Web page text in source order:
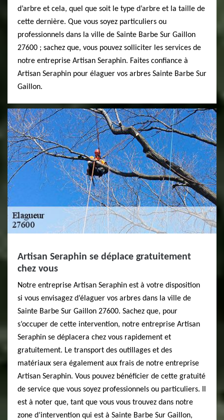
d’arbre et cela, quel que soit le type d’arbre et la taille de
cette dernière. Que vous soyez particuliers ou
professionnels dans la ville de Sainte Barbe Sur Gaillon
27600 ; sachez que, vous pouvez solliciter les services de
notre entreprise Artisan Seraphin. Faites confiance à
Artisan Seraphin pour élaguer vos arbres Sainte Barbe Sur
Gaillon.
Artisan Seraphin se déplace gratuitement
chez vous
Notre entreprise Artisan Seraphin est à votre disposition
si vous envisagez d’élaguer vos arbres dans la ville de
Sainte Barbe Sur Gaillon 27600. Sachez que, pour
s’occuper de cette intervention, notre entreprise Artisan
Seraphin se déplacera chez vous rapidement et
gratuitement. Le transport des outillages et des
matériaux sera également aux frais de notre entreprise
Artisan Seraphin. Vous pouvez bénéficier de cette gratuité
de service que vous soyez professionnels ou particuliers. Il
est à noter que, tant que vous vous trouvez dans notre
zone d’intervention qui est à Sainte Barbe Sur Gaillon,